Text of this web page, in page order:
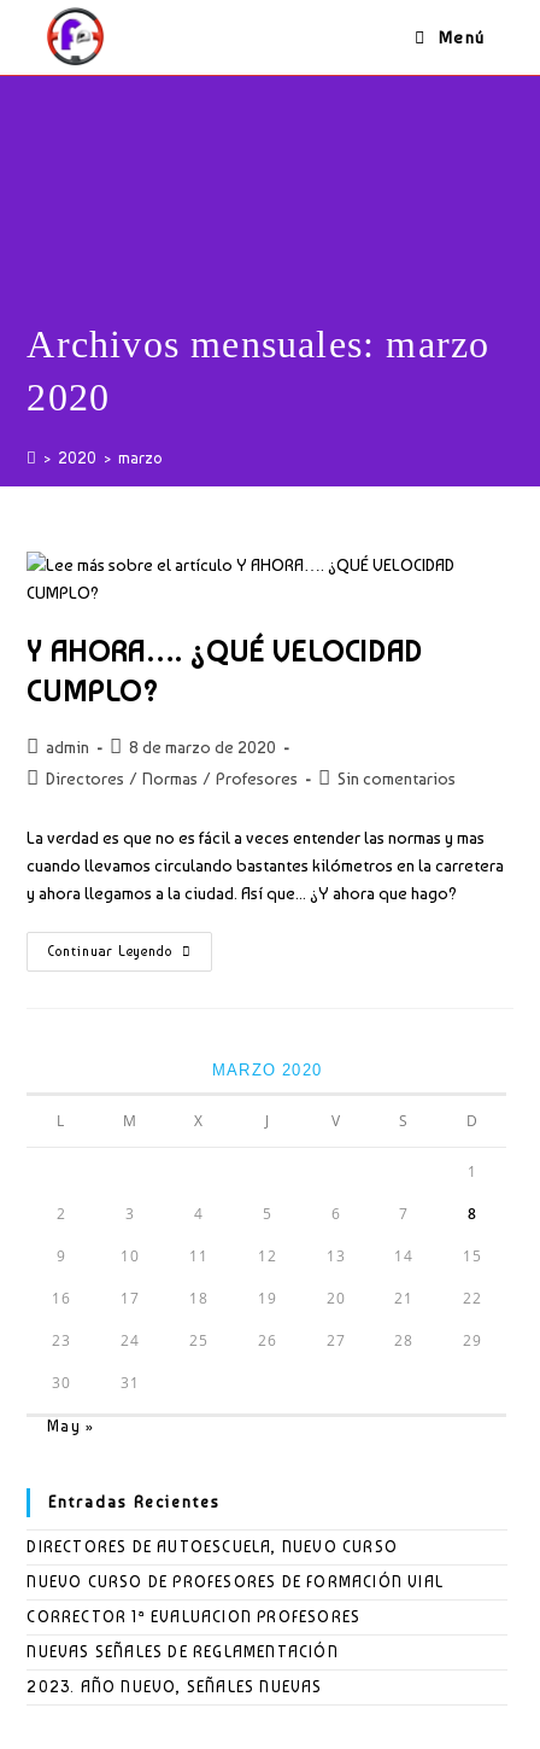
contenido
Menú
Archivos mensuales: marzo
2020
> 2020 > marzo
Y AHORA…. ¿QUÉ VELOCIDAD
CUMPLO?
Autor
de
admin
Publicación
8 de marzo de 2020
Categoría
la
Directores / Normas / Profesores
Comentarios
Sin comentarios
La verdad es que no es fácil a veces entender las normas y mas
cuando llevamos circulando bastantes kilómetros en la carretera
y ahora llegamos a la ciudad. Así que... ¿Y ahora que hago?
Continuar Leyendo
Y
AHORA….
MARZO 2020
L M X J V S D
1
2 3 4 5 6 7 8
9 10 11 12 13 14 15
16 17 18 19 20 21 22
23 24 25 26 27 28 29
30 31
May »
Entradas Recientes
DIRECTORES DE AUTOESCUELA, NUEVO CURSO
NUEVO CURSO DE PROFESORES DE FORMACIÓN VIAL
CORRECTOR 1ª EVALUACION PROFESORES
NUEVAS SEÑALES DE REGLAMENTACIÓN
2023. AÑO NUEVO, SEÑALES NUEVAS